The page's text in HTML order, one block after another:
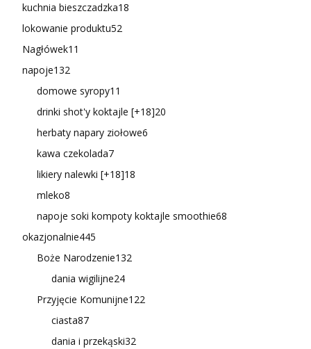
kuchnia bieszczadzka18
lokowanie produktu52
Nagłówek11
napoje132
domowe syropy11
drinki shot'y koktajle [+18]20
herbaty napary ziołowe6
kawa czekolada7
likiery nalewki [+18]18
mleko8
napoje soki kompoty koktajle smoothie68
okazjonalnie445
Boże Narodzenie132
dania wigilijne24
Przyjęcie Komunijne122
ciasta87
dania i przekąski32